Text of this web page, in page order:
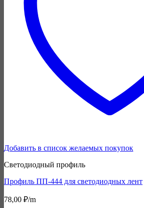
Добавить в список желаемых покупок
Светодиодный профиль
Профиль ПП-444 для светодиодных лент
78,00 ₽/m